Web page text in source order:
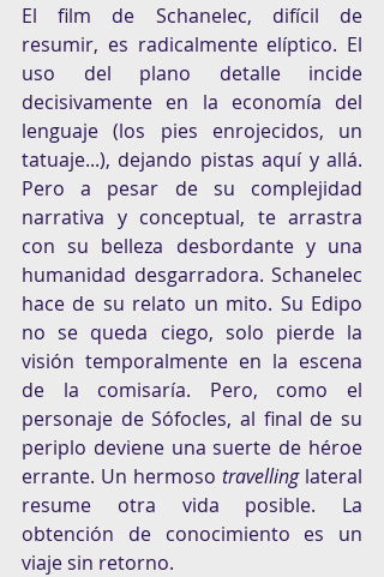
El film de Schanelec, difícil de
resumir, es radicalmente elíptico. El
uso del plano detalle incide
decisivamente en la economía del
lenguaje (los pies enrojecidos, un
tatuaje...), dejando pistas aquí y allá.
Pero a pesar de su complejidad
narrativa y conceptual, te arrastra
con su belleza desbordante y una
humanidad desgarradora. Schanelec
hace de su relato un mito. Su Edipo
no se queda ciego, solo pierde la
visión temporalmente en la escena
de la comisaría. Pero, como el
personaje de Sófocles, al final de su
periplo deviene una suerte de héroe
errante. Un hermoso travelling lateral
resume otra vida posible. La
obtención de conocimiento es un
viaje sin retorno.